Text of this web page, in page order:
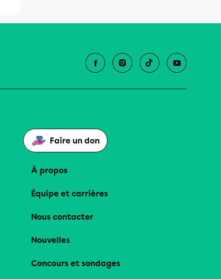
Faire un don
À propos
Équipe et carrières
Nous contacter
Nouvelles
Concours et sondages